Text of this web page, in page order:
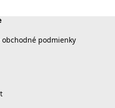
obchodné podmienky